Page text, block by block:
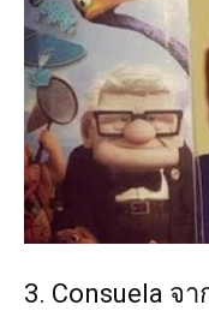
3. Consuela จา